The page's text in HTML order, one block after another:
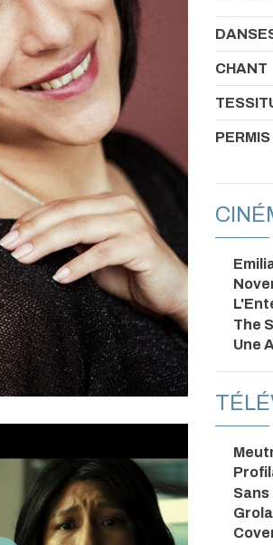
CHANT
PERMIS
The
Une
Sans